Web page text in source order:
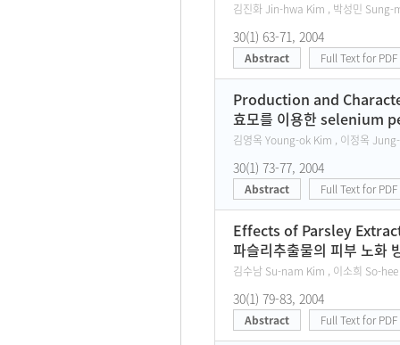
김진화 Jin-hwa Kim , 박성민
30(1) 63-71, 2004
Abstract Full Text for PDF
Production and
효모를 이용한 selenium
김영옥 Young-ok Kim , 이정옥
30(1) 73-77, 2004
Abstract Full Text for PDF
Effects of Parsley
파슬리추출물의 피부 노화
김수남 Su-nam Kim , 이소희 So-
30(1) 79-83, 2004
Abstract Full Text for PDF